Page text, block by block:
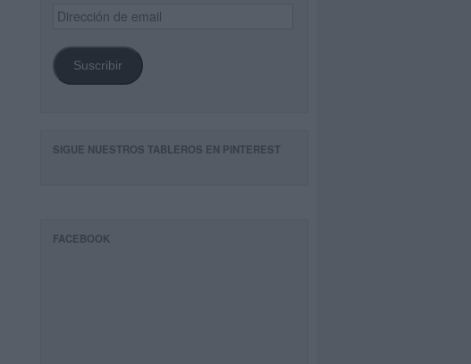
Dirección
de
Suscribir
SIGUE NUESTROS TABLEROS EN PINTEREST
FACEBOOK